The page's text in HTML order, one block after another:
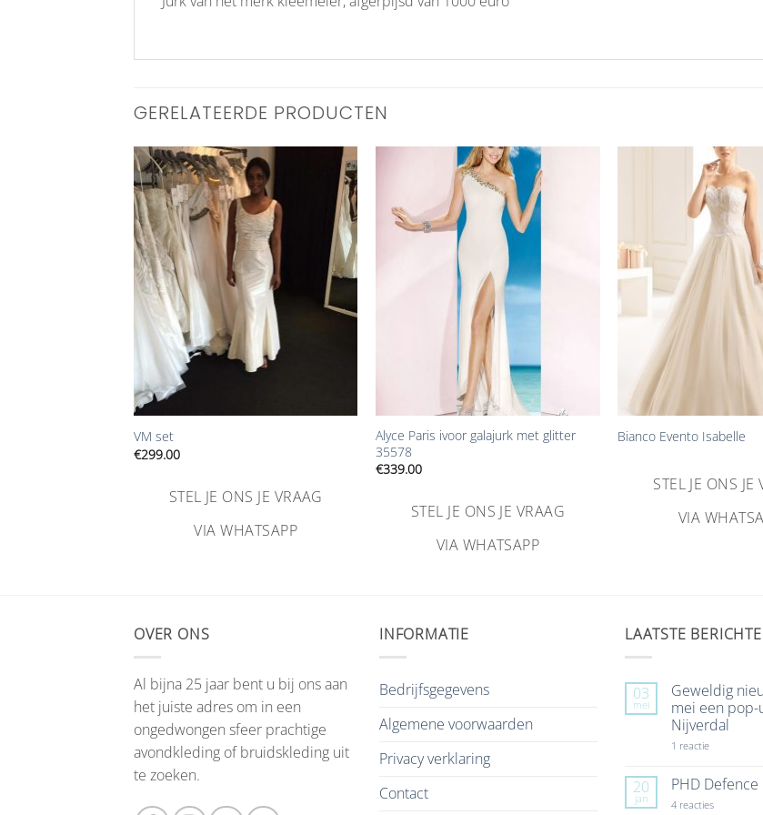
GERELATEERDE PRODUCTEN
verlanglijst
toevoegen
+
VM set
€299.00
STEL JE ONS JE VRAAG
VIA WHATSAPP
verlanglijst
toevoegen
Alyce Paris ivoor galajurk met glitter
35578
€339.00
STEL JE ONS JE VRAAG
VIA WHATSAPP
+
Bianco Evento Isabelle
STEL JE ONS JE
VIA
OVER ONS
Al bijna 25 jaar bent u bij ons aan
het juiste adres om in een
ongedwongen sfeer prachtige
avondkleding of bruidskleding uit
te zoeken.
INFORMATIE
Bedrijfsgegevens
Algemene voorwaarden
Privacy verklaring
Contact
LAATSTE
03
mei
Geweldig
mei een pop-
Nijverdal
1 reactieop
Vanaf
7
mei
20
jan
PHD
4 reactiesop